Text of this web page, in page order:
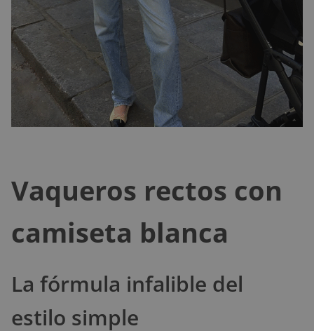
Vaqueros rectos con
camiseta blanca
La fórmula infalible del
estilo simple